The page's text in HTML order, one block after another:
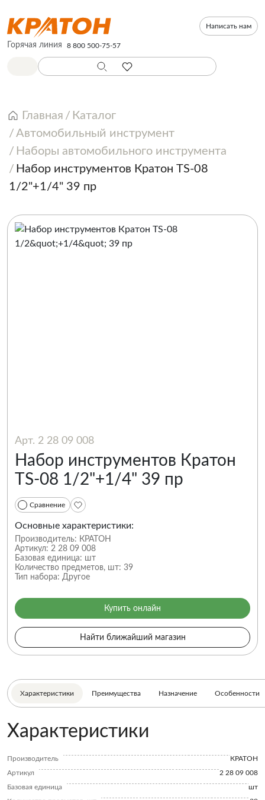
Написать нам
Горячая линия 8 800 500-75-57
Главная
Каталог
Автомобильный инструмент
Наборы автомобильного инструмента
Набор инструментов Кратон TS-08
1/2"+1/4" 39 пр
Арт. 2 28 09 008
Набор инструментов Кратон
TS-08 1/2"+1/4" 39 пр
Сравнение
Основные характеристики:
Производитель: КРАТОН
Артикул: 2 28 09 008
Базовая единица: шт
Количество предметов, шт: 39
Тип набора: Другое
Купить онлайн
Найти ближайший магазин
Характеристики Преимущества Назначение Особенности
Характеристики
Производитель
КРАТОН
Артикул
2 28 09 008
Базовая единица
шт